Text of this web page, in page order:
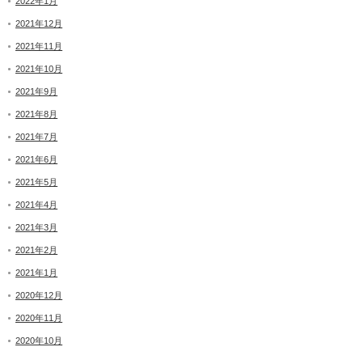
2021年12月
2021年11月
2021年10月
2021年9月
2021年8月
2021年7月
2021年6月
2021年5月
2021年4月
2021年3月
2021年2月
2021年1月
2020年12月
2020年11月
2020年10月